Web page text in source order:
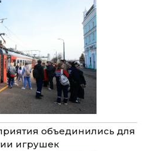
объединились для
игрушек